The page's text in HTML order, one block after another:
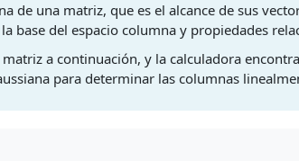
de una matriz, que es el alcance de sus
base del espacio columna y propiedades
a continuación, y la calculadora
para determinar las columnas